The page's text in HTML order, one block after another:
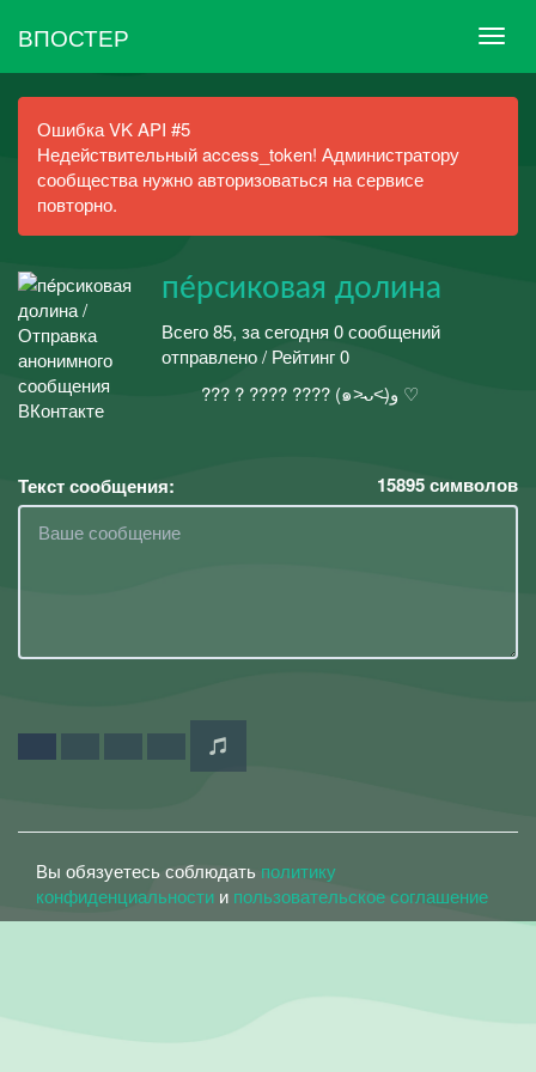
ВПОСТЕР
Ошибка VK API #5
Недействительный access_token! Администратору
сообщества нужно авторизоваться на сервисе
повторно.
пéрсиковая долина
Всего 85, за сегодня 0 сообщений
отправлено / Рейтинг 0
⠀⠀⠀??? ? ???? ???? (๑˃̵ᴗ˂̵)و ♡⠀⠀
Текст сообщения: 15895символов
Вы обязуетесь соблюдать политику
конфиденциальности и пользовательское соглашение